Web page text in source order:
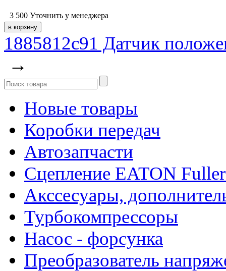
3 500 Уточнить у менеджера
1885812c91 Датчик
→
Новые товары
Коробки передач
Автозапчасти
Сцепление EATON
Акссесуары,
Турбокомпрессоры
Насос - форсунка
Преобразователь